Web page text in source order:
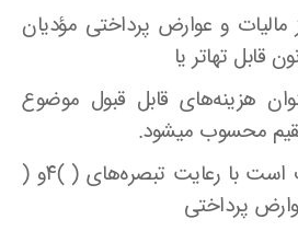
از مالیات و عوارض پرداختی مؤدیان
قابل تهاتر یا
هزینه‌های قابل قبول موضوع
محسوب میشود.
تبصره -۰سازمان مکلف است با رعایت تبصره‌های ( )۴و (